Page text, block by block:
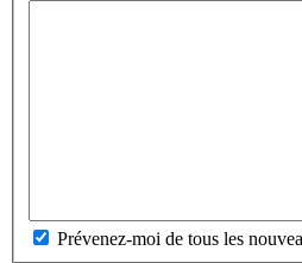
Prévenez-moi de tous les